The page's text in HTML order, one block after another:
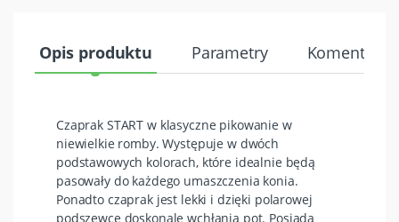
Opis produktu Parametry Komentarze
Czaprak START w klasyczne pikowanie w
niewielkie romby. Występuje w dwóch
podstawowych kolorach, które idealnie będą
pasowały do każdego umaszczenia konia.
Ponadto czaprak jest lekki i dzięki polarowej
podszewce doskonale wchłania pot. Posiada